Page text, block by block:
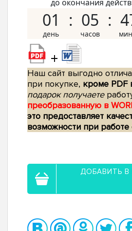
до окончания
01 05
+
Наш сайт выгодно
при покупке, кроме PDF
подарок получаете
преобразованную в
это предоставляет
возможности при
ДОБАВИТЬ В